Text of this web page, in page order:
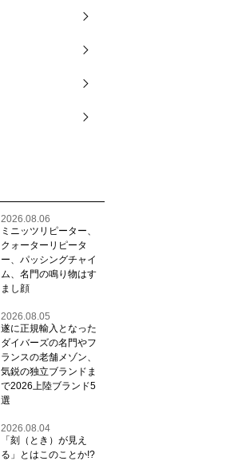
2026.08.06
ミニッツリピーター、
クォーターリピータ
ー、パッシングチャイ
ム、名門の鳴り物はす
まし顔
2026.08.05
遂に正規輸入となった
ダイバーズの名門やフ
ランスの老舗メゾン、
気鋭の独立ブランドま
で2026上陸ブランド5
選
2026.08.04
「刻（とき）が見え
る」とはこのことか!?